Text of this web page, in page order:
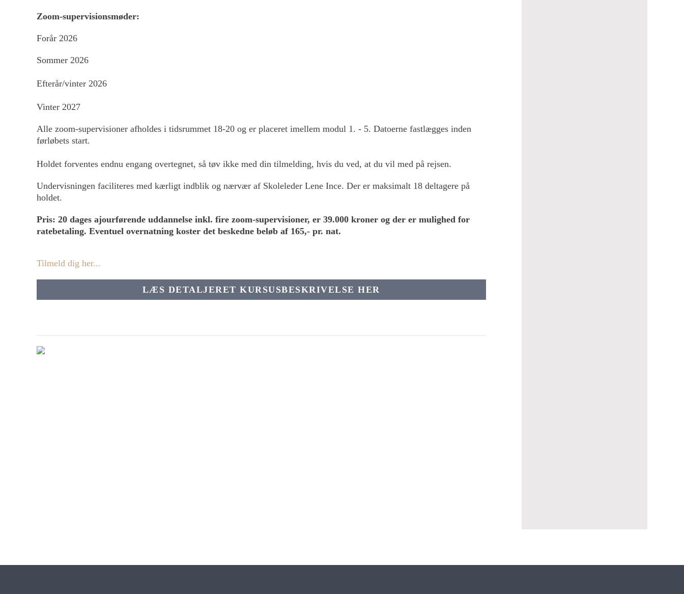
Zoom-supervisionsmøder:
Forår 2026
Sommer 2026
Efterår/vinter 2026
Vinter 2027
Alle zoom-supervisioner afholdes i tidsrummet 18-20 og er placeret imellem modul 1. - 5. Datoerne fastlægges inden
førløbets start.
Holdet forventes endnu engang overtegnet, så tøv ikke med din tilmelding, hvis du ved, at du vil med på rejsen.
Undervisningen faciliteres med kærligt indblik og nærvær af Skoleleder Lene Ince. Der er maksimalt 18 deltagere på
holdet.
Pris: 20 dages ajourførende uddannelse inkl. fire zoom-supervisioner, er 39.000 kroner og der er mulighed for
ratebetaling. Eventuel overnatning koster det beskedne beløb af 165,- pr. nat.
Tilmeld dig her...
LÆS DETALJERET KURSUSBESKRIVELSE HER